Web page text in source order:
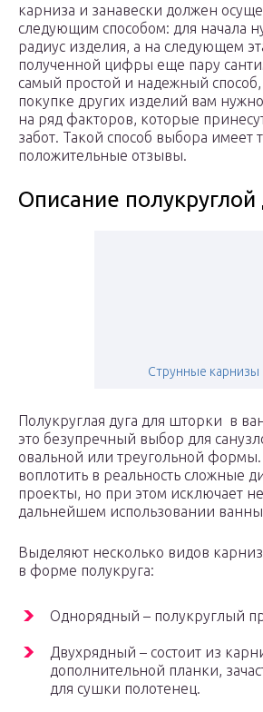
карниза и занавески должен
следующим способом: для начала
радиус изделия, а на следующем
полученной цифры еще пару
самый простой и надежный способ,
покупке других изделий вам
на ряд факторов, которые
забот. Такой способ выбора имеет
положительные отзывы.
Описание полукруглой
Струнные карнизы
Полукруглая дуга для шторки в
это безупречный выбор для
овальной или треугольной
воплотить в реальность сложные
проекты, но при этом исключает
дальнейшем использовании
Выделяют несколько видов
в форме полукруга:
Однорядный – полукруглый
Двухрядный – состоит из
дополнительной планки,
для сушки полотенец.